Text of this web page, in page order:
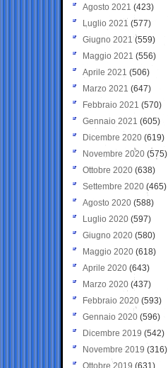
Agosto 2021 (423)
Luglio 2021 (577)
Giugno 2021(559)
Maggio 2021 (556)
Aprile 2021 (506)
Marzo 2021 (647)
Febbraio 2021 (570)
Gennaio 2021 (605)
Dicembre 2020 (619)
Novembre 2020 (575)
Ottobre 2020 (638)
Settembre 2020(465)
Agosto 2020 (588)
Luglio 2020 (597)
Giugno 2020 (580)
Maggio 2020 (618)
Aprile 2020 (643)
Marzo 2020 (437)
Febbraio 2020 (593)
Gennaio 2020 (596)
Dicembre 2019 (542)
Novembre 2019 (316)
Ottobre 2019 (631)